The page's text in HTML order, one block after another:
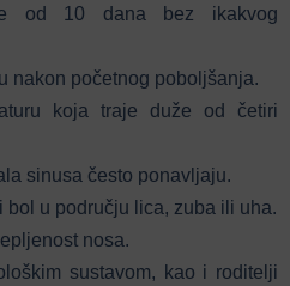
od 10 dana bez ikakvog
nakon početnog poboljšanja.
koja traje duže od četiri
sinusa često ponavljaju.
bol u području lica, zuba ili uha.
nosa.
sustavom, kao i roditelji